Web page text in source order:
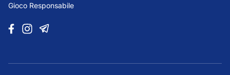
Gioco Responsabile